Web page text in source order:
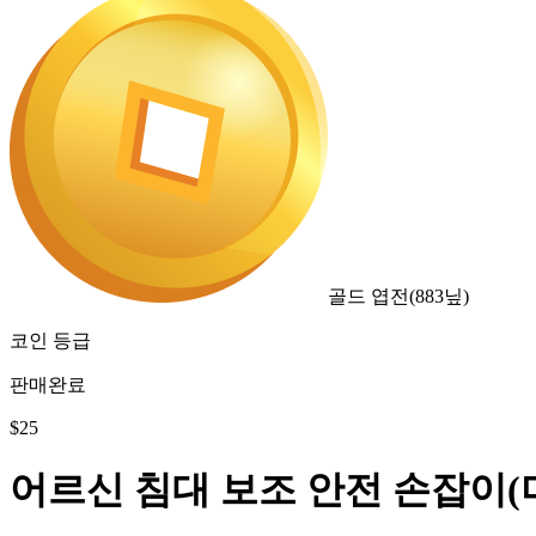
골드 엽전(883닢)
코인 등급
판매완료
$25
어르신 침대 보조 안전 손잡이(